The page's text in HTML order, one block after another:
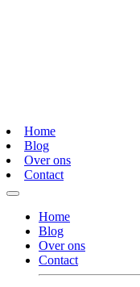
Home
Blog
Over ons
Contact
Home
Blog
Over ons
Contact